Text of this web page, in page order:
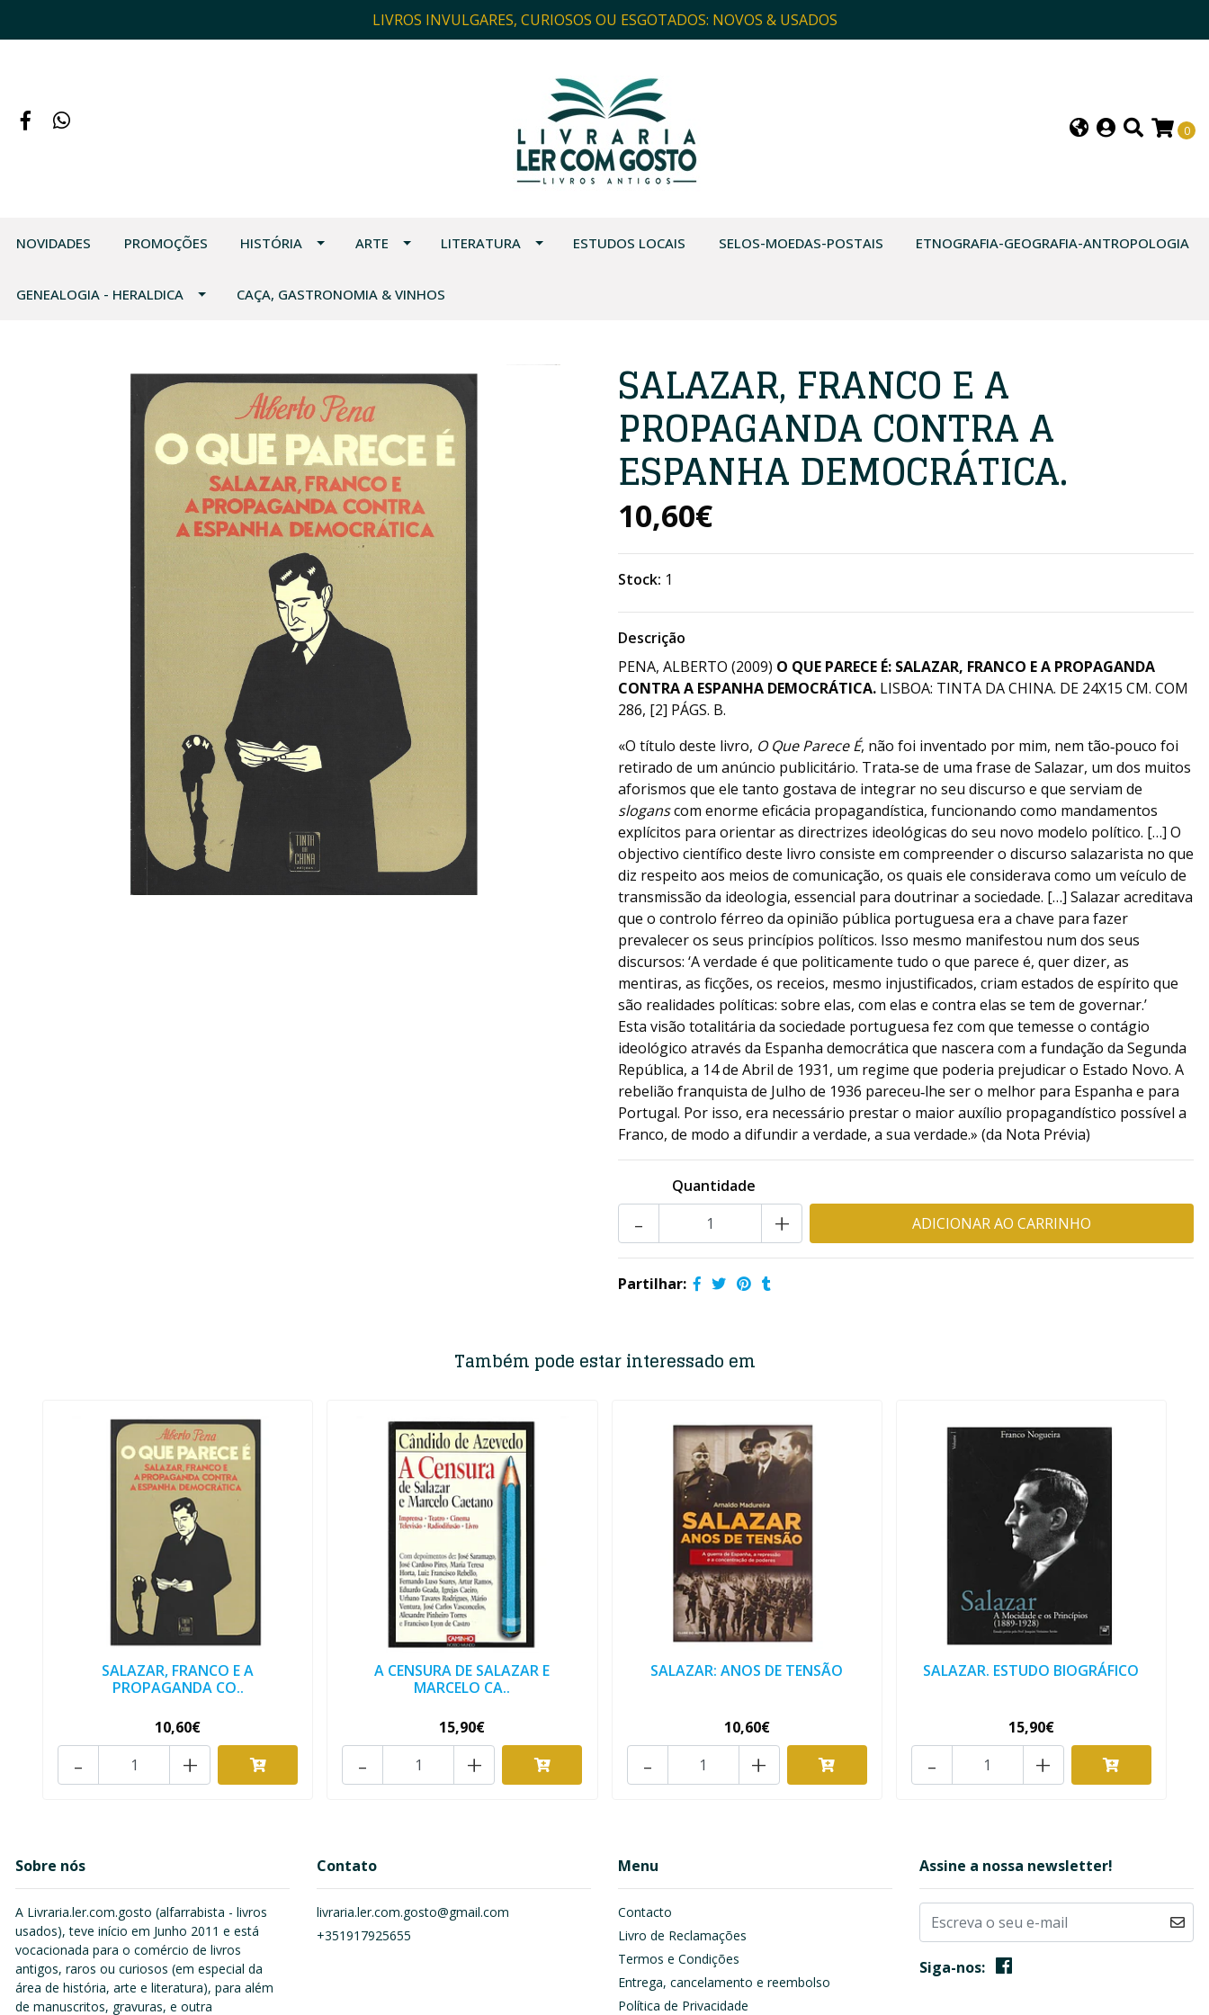
LIVROS INVULGARES, CURIOSOS OU ESGOTADOS: NOVOS & USADOS
0
NOVIDADES PROMOÇÕES HISTÓRIA ARTE LITERATURA ESTUDOS LOCAIS SELOS-MOEDAS-POSTAIS ETNOGRAFIA-GEOGRAFIA-ANTROPOLOGIA
GENEALOGIA - HERALDICA CAÇA, GASTRONOMIA & VINHOS
SALAZAR, FRANCO E A
PROPAGANDA CONTRA A
ESPANHA DEMOCRÁTICA.
10,60€
Stock: 1
Descrição
PENA, ALBERTO (2009) O QUE PARECE É: SALAZAR, FRANCO E A PROPAGANDA
CONTRA A ESPANHA DEMOCRÁTICA. LISBOA: TINTA DA CHINA. DE 24X15 CM. COM
286, [2] PÁGS. B.
«O título deste livro, O Que Parece É, não foi inventado por mim, nem tão‑pouco foi
retirado de um anúncio publicitário. Trata‑se de uma frase de Salazar, um dos muitos
aforismos que ele tanto gostava de integrar no seu discurso e que serviam de
sloganscom enorme eficácia propagandística, funcionando como mandamentos
explícitos para orientar as directrizes ideológicas do seu novo modelo político. […] O
objectivo científico deste livro consiste em compreender o discurso salazarista no que
diz respeito aos meios de comunicação, os quais ele considerava como um veículo de
transmissão da ideologia, essencial para doutrinar a sociedade. […] Salazar acreditava
que o controlo férreo da opinião pública portuguesa era a chave para fazer
prevalecer os seus princípios políticos. Isso mesmo manifestou num dos seus
discursos: ‘A verdade é que politicamente tudo o que parece é, quer dizer, as
mentiras, as ficções, os receios, mesmo injustificados, criam estados de espírito que
são realidades políticas: sobre elas, com elas e contra elas se tem de governar.’
Esta visão totalitária da sociedade portuguesa fez com que temesse o contágio
ideológico através da Espanha democrática que nascera com a fundação da Segunda
República, a 14 de Abril de 1931, um regime que poderia prejudicar o Estado Novo. A
rebelião franquista de Julho de 1936 pareceu‑lhe ser o melhor para Espanha e para
Portugal. Por isso, era necessário prestar o maior auxílio propagandístico possível a
Franco, de modo a difundir a verdade, a sua verdade.» (da Nota Prévia)
Quantidade
+
-
Partilhar:
Também pode estar interessado em
SALAZAR, FRANCO E A
PROPAGANDA CO..
10,60€
+
-
A CENSURA DE SALAZAR E
MARCELO CA..
15,90€
+
-
SALAZAR: ANOS DE TENSÃO
10,60€
+
-
SALAZAR. ESTUDO BIOGRÁFICO
15,90€
+
-
Sobre nós
A Livraria.ler.com.gosto (alfarrabista - livros
usados), teve início em Junho 2011 e está
vocacionada para o comércio de livros
antigos, raros ou curiosos (em especial da
área de história, arte e literatura), para além
de manuscritos, gravuras, e outra
Contato
livraria.ler.com.gosto@gmail.com
+351917925655
Menu
Contacto
Livro de Reclamações
Termos e Condições
Entrega, cancelamento e reembolso
Política de Privacidade
Assine a nossa newsletter!
Siga-nos: